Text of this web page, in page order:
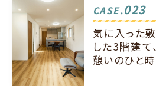
CASE.023
気に入った
した3階建て
憩いのひと